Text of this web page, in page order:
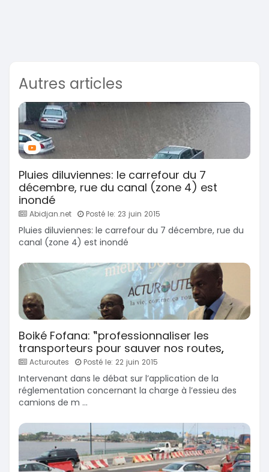
Autres articles
Pluies diluviennes: le carrefour du 7
décembre, rue du canal (zone 4) est
inondé
Abidjan.net Posté le: 23 juin 2015
Pluies diluviennes: le carrefour du 7 décembre, rue du
canal (zone 4) est inondé
Boiké Fofana: ‟professionnaliser les
transporteurs pour sauver nos routes„
Acturoutes Posté le: 22 juin 2015
Intervenant dans le débat sur l’application de la
réglementation concernant la charge à l’essieu des
camions de m ...